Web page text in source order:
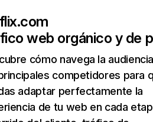
web orgánico y de
cómo navega la
competidores para
adaptar perfectamente la
de tu web en cada